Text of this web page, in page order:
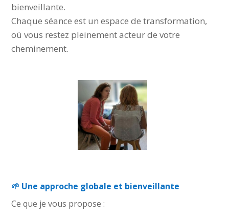
bienveillante.
Chaque séance est un espace de transformation,
où vous restez pleinement acteur de votre
cheminement.
🌱 Une approche globale et bienveillante
Ce que je vous propose :